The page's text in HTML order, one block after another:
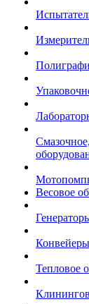
Весовое
Тепловое